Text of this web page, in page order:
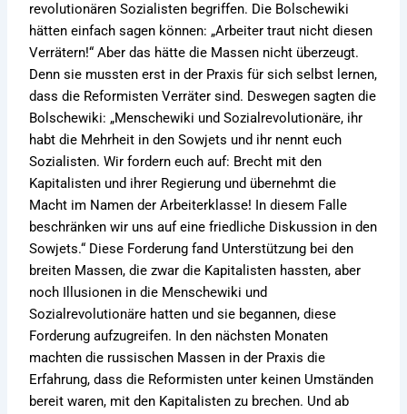
revolutionären Sozialisten begriffen. Die Bolschewiki
hätten einfach sagen können: „Arbeiter traut nicht diesen
Verrätern!“ Aber das hätte die Massen nicht überzeugt.
Denn sie mussten erst in der Praxis für sich selbst lernen,
dass die Reformisten Verräter sind. Deswegen sagten die
Bolschewiki: „Menschewiki und Sozialrevolutionäre, ihr
habt die Mehrheit in den Sowjets und ihr nennt euch
Sozialisten. Wir fordern euch auf: Brecht mit den
Kapitalisten und ihrer Regierung und übernehmt die
Macht im Namen der Arbeiterklasse! In diesem Falle
beschränken wir uns auf eine friedliche Diskussion in den
Sowjets.“ Diese Forderung fand Unterstützung bei den
breiten Massen, die zwar die Kapitalisten hassten, aber
noch Illusionen in die Menschewiki und
Sozialrevolutionäre hatten und sie begannen, diese
Forderung aufzugreifen. In den nächsten Monaten
machten die russischen Massen in der Praxis die
Erfahrung, dass die Reformisten unter keinen Umständen
bereit waren, mit den Kapitalisten zu brechen. Und ab